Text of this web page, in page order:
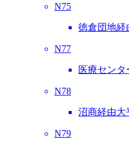
N75
徳倉団地経
N77
医療セン
N78
沼商経由大
N79